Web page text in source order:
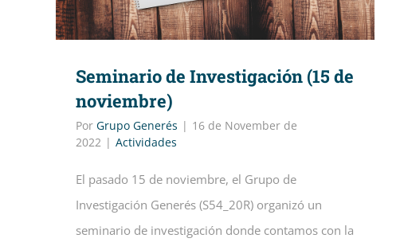
Seminario de Investigación (15 de
noviembre)
Por Grupo Generés | 16 de November de
2022 | Actividades
El pasado 15 de noviembre, el Grupo de
Investigación Generés (S54_20R) organizó un
seminario de investigación donde contamos con la